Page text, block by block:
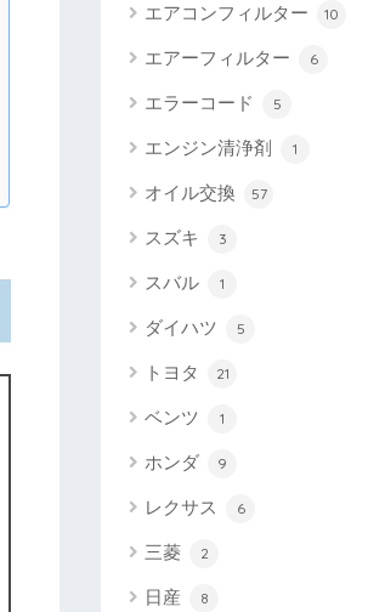
エアコンフィルター 10
エアーフィルター 6
エラーコード 5
エンジン清浄剤 1
オイル交換 57
スズキ 3
スバル 1
ダイハツ 5
トヨタ 21
ベンツ 1
ホンダ 9
レクサス 6
三菱 2
日産 8